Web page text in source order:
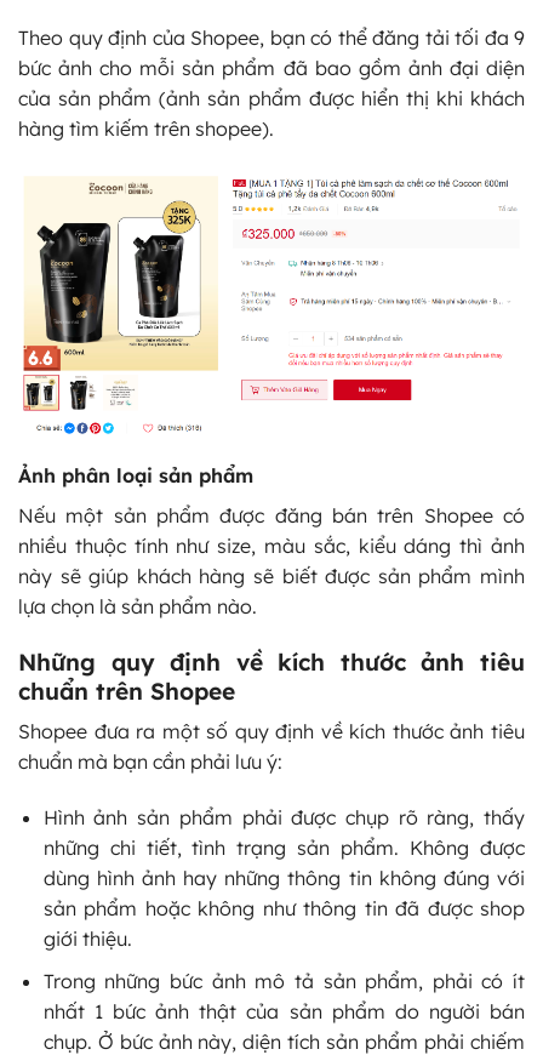
Theo quy định của Shopee, bạn có thể đăng tải tối đa 9
bức ảnh cho mỗi sản phẩm đã bao gồm ảnh đại diện
của sản phẩm (ảnh sản phẩm được hiển thị khi khách
hàng tìm kiếm trên shopee).
Ảnh phân loại sản phẩm
Nếu một sản phẩm được đăng bán trên Shopee có
nhiều thuộc tính như size, màu sắc, kiểu dáng thì ảnh
này sẽ giúp khách hàng sẽ biết được sản phẩm mình
lựa chọn là sản phẩm nào.
Những quy định về kích thước ảnh tiêu
chuẩn trên Shopee
Shopee đưa ra một số quy định về kích thước ảnh tiêu
chuẩn mà bạn cần phải lưu ý:
Hình ảnh sản phẩm phải được chụp rõ ràng, thấy
những chi tiết, tình trạng sản phẩm. Không được
dùng hình ảnh hay những thông tin không đúng với
sản phẩm hoặc không như thông tin đã được shop
giới thiệu.
Trong những bức ảnh mô tả sản phẩm, phải có ít
nhất 1 bức ảnh thật của sản phẩm do người bán
chụp. Ở bức ảnh này, diện tích sản phẩm phải chiếm